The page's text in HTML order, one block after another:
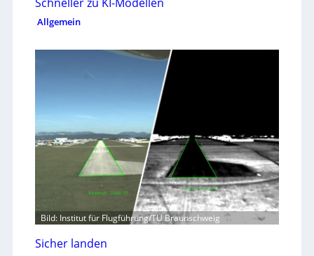
Allgemein
Bild: Institut für Flugführung/TU Braunschweig
Sicher landen